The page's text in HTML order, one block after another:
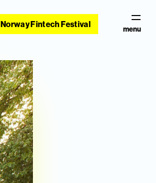
Norway Fintech Festival menu